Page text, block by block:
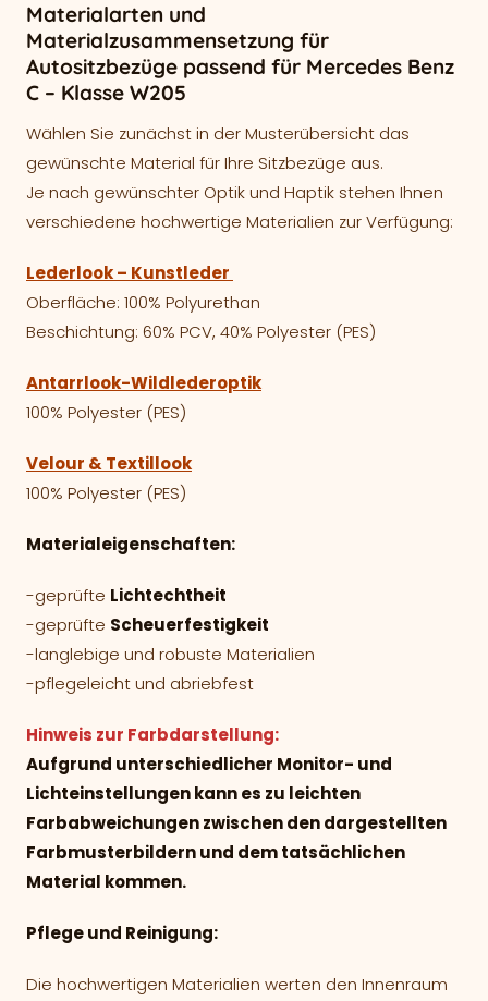
Materialarten und
Materialzusammensetzung für
Autositzbezüge passend für Mercedes Benz
C – Klasse W205
Wählen Sie zunächst in der Musterübersicht das
gewünschte Material für Ihre Sitzbezüge aus.
Je nach gewünschter Optik und Haptik stehen Ihnen
verschiedene hochwertige Materialien zur Verfügung:
Lederlook – Kunstleder
Oberfläche: 100% Polyurethan
Beschichtung: 60% PCV, 40% Polyester (PES)
Antarrlook-Wildlederoptik
100% Polyester (PES)
Velour & Textillook
100% Polyester (PES)
Materialeigenschaften:
-geprüfte Lichtechtheit
-geprüfte Scheuerfestigkeit
-langlebige und robuste Materialien
-pflegeleicht und abriebfest
Hinweis zur Farbdarstellung:
Aufgrund unterschiedlicher Monitor- und
Lichteinstellungen kann es zu leichten
Farbabweichungen zwischen den dargestellten
Farbmusterbildern und dem tatsächlichen
Material kommen.
Pflege und Reinigung:
Die hochwertigen Materialien werten den Innenraum